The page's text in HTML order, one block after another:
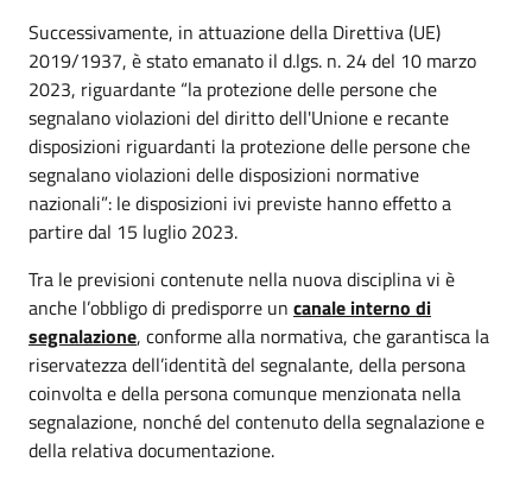
Successivamente, in attuazione della Direttiva (UE)
2019/1937, è stato emanato il d.lgs. n. 24 del 10 marzo
2023, riguardante “la protezione delle persone che
segnalano violazioni del diritto dell'Unione e recante
disposizioni riguardanti la protezione delle persone che
segnalano violazioni delle disposizioni normative
nazionali”: le disposizioni ivi previste hanno effetto a
partire dal 15 luglio 2023.
Tra le previsioni contenute nella nuova disciplina vi è
anche l’obbligo di predisporre un canale interno di
segnalazione, conforme alla normativa, che garantisca la
riservatezza dell’identità del segnalante, della persona
coinvolta e della persona comunque menzionata nella
segnalazione, nonché del contenuto della segnalazione e
della relativa documentazione.